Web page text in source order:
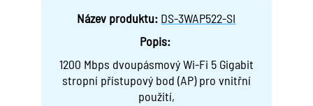
Název produktu: DS-3WAP522-SI
Popis:
1200 Mbps dvoupásmový Wi-Fi 5 Gigabit
stropní přístupový bod (AP) pro vnitřní
použití,